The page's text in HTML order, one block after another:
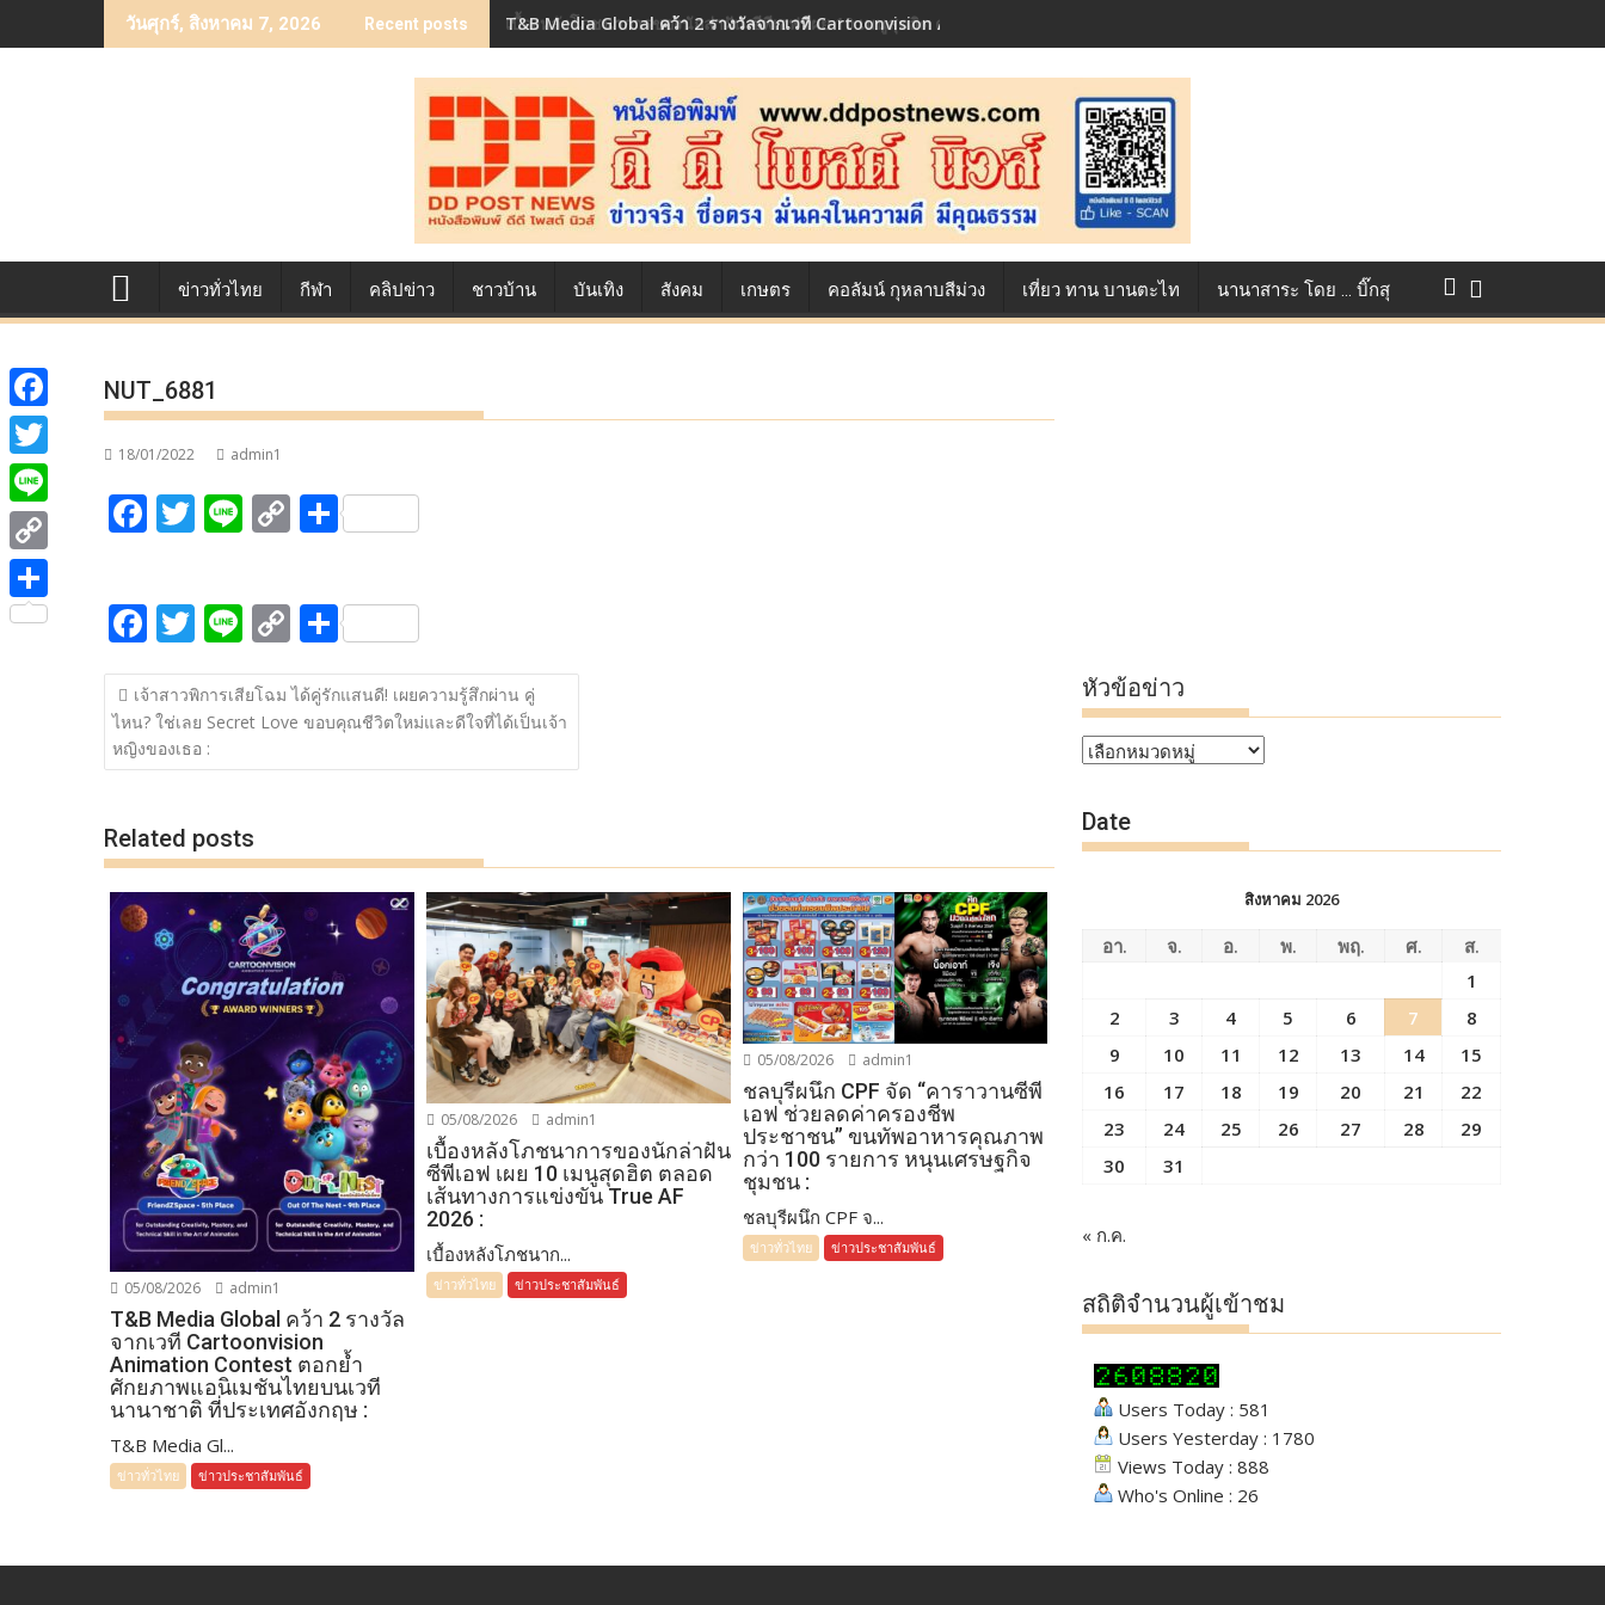
to
วันศุกร์, สิงหาคม 7, 2026 Recent posts T&B Media Global คว้า 2 รางวัลจากเวที Cartoonvision Animation Contest ตอกย้ำศักยภาพแอนิเมชันไทยบนเวทีนานาชาติ ที่ประเทศอังกฤษ :
เบื้องหลังโภชนาการของนักล่าฝัน ซีพีเอฟ เผย 10 เมนูสุดฮิต ตลอดเส้นทางการแข่งขัน True AF 2026 :
ข่าวทั่วไทย กีฬา คลิปข่าว ชาวบ้าน บันเทิง สังคม เกษตร คอลัมน์ กุหลาบสีม่วง เที่ยว ทาน บานตะไท นานาสาระ โดย … บิ๊กสุ
NUT_6881
18/01/2022 admin1
F
ac
b
o
o
k
T
w
er
Li
n
C
o
y
Li
n
k
S
h
e
F
ac
e
b
o
k
T
w
itt
er
Li
n
e
C
o
p
y
Li
k
S
h
ar
e
แนะแนว
เรื่อง
เจ้าสาวพิการเสียโฉม ได้คู่รักแสนดี! เผยความรู้สึกผ่าน คู่
ไหน? ใช่เลย Secret Love ขอบคุณชีวิตใหม่และดีใจที่ได้เป็นเจ้า
หญิงของเธอ :
Related posts
05/08/2026 admin1
T&B Media Global คว้า 2 รางวัล
จากเวที Cartoonvision
Animation Contest ตอกย้ำ
ศักยภาพแอนิเมชันไทยบนเวที
นานาชาติ ที่ประเทศอังกฤษ :
T&B Media Gl...
ข่าวทั่วไทย ข่าวประชาสัมพันธ์
05/08/2026 admin1
เบื้องหลังโภชนาการของนักล่าฝัน
ซีพีเอฟ เผย 10 เมนูสุดฮิต ตลอด
เส้นทางการแข่งขัน True AF
2026 :
เบื้องหลังโภชนาก...
ข่าวทั่วไทย ข่าวประชาสัมพันธ์
05/08/2026 admin1
ชลบุรีผนึก CPF จัด “คาราวานซีพี
เอฟ ช่วยลดค่าครองชีพ
ประชาชน” ขนทัพอาหารคุณภาพ
กว่า 100 รายการ หนุนเศรษฐกิจ
ชุมชน :
ชลบุรีผนึก CPF จ...
ข่าวทั่วไทย ข่าวประชาสัมพันธ์
หัวข้อข่าว
หัวข้อ
Date
สิงหาคม 2026
อา. จ. อ. พ. พฤ. ศ.
ส.
1
2
3 4 5 6 7
8
9
10 11 12 13 14
15
16
17 18 19 20 21
22
23
24 25 26 27 28
29
30
31
« ก.ค.
สถิติจำนวนผู้เข้าชม
Users Today : 581
Users Yesterday : 1780
Views Today : 888
Who's Online : 26
F
a
c
e
b
o
T
w
i
t
t
L
i
n
C
o
S